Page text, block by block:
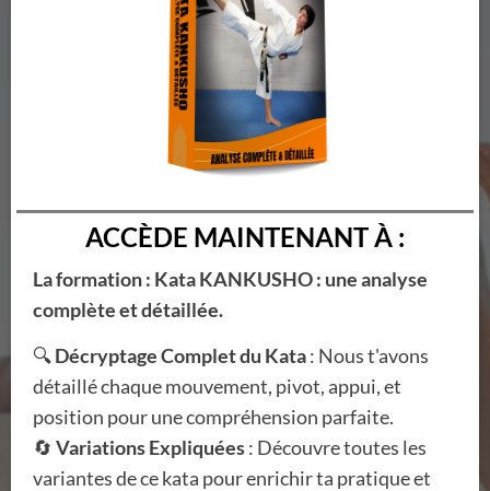
ACCÈDE MAINTENANT À :
La formation : Kata KANKUSHO : une analyse
complète et détaillée.
🔍Décryptage Complet du Kata: Nous t'avons
détaillé chaque mouvement, pivot, appui, et
position pour une compréhension parfaite.
🔄 Variations Expliquées: Découvre toutes les
variantes de ce kata pour enrichir ta pratique et